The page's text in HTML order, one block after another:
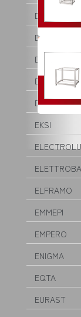
DISTFORM
DOLPHIN
DOMINATOR
DRY AGER
DYNAMIC
EKSI
ELFRAMO
EMMEPI
EMPERO
ENIGMA
EQTA
EURAST